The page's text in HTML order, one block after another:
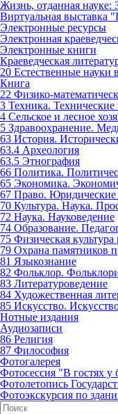
Жизнь, отданная науке:
Виртуальная выставка
Электронные ресурсы
Электронная
Электронные книги
Краеведческая
20 Естественные науки
Книга
22 Физико-
3 Техника. Технические
4 Сельское и лесное
5 Здравоохранение.
63 История.
63.4 Археология
63.5 Этнография
66 Политика.
65 Экономика.
67 Право. Юридические
70 Культура. Наука.
72 Наука. Науковедение
74 Образование.
75 Физическая культура
79 Охрана памятников
81 Языкознание
82 Фольклор.
83 Литературоведение
84 Художественная
85 Искусство.
Нотные издания
Аудиозаписи
86 Религия
87 Философия
Фотогалерея
Фотосессия "В гостях у
Фотолетопись
Фотоэкскурсия по